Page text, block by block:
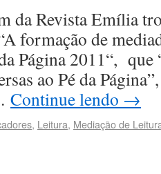
da Revista Emília
formação de
Página 2011“, que
ao Pé da
Continue lendo →
, Leitura, Mediação de